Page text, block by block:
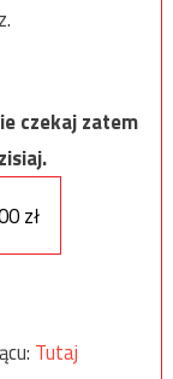
czekaj zatem
zł
Tutaj